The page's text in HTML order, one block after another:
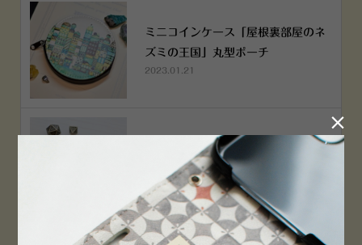
ミニコインケース「屋根裏部屋のネ
ズミの王国」丸型ポーチ
2023.01.21
ミニコインケース「屋根裏部屋のネ
ズミの王国」丸型ポーチ
2023.01.21
